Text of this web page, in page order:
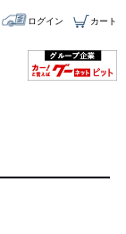
ログイン カート